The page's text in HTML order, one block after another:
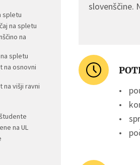
spletu
na spletu
na
spletu
na osnovni
na višji ravni
na UL
slovenščine.